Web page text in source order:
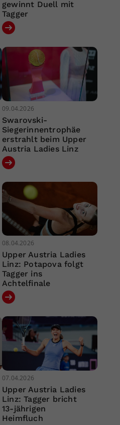
gewinnt Duell mit
Tagger
09.04.2026
Swarovski-
Siegerinnentrophäe
erstrahlt beim Upper
Austria Ladies Linz
08.04.2026
Upper Austria Ladies
Linz: Potapova folgt
Tagger ins
Achtelfinale
07.04.2026
Upper Austria Ladies
Linz: Tagger bricht
13-jährigen
Heimfluch